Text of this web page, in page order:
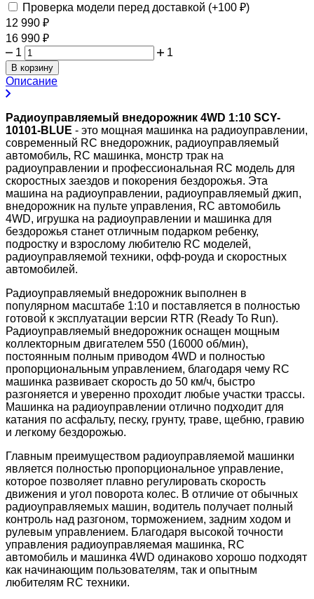
Проверка модели перед доставкой (+100 ₽)
12 990 ₽
16 990 ₽
1
1
В корзину
Описание
Радиоуправляемый внедорожник 4WD 1:10 SCY-
10101-BLUE - это мощная машинка на радиоуправлении,
современный RC внедорожник, радиоуправляемый
автомобиль, RC машинка, монстр трак на
радиоуправлении и профессиональная RC модель для
скоростных заездов и покорения бездорожья. Эта
машина на радиоуправлении, радиоуправляемый джип,
внедорожник на пульте управления, RC автомобиль
4WD, игрушка на радиоуправлении и машинка для
бездорожья станет отличным подарком ребенку,
подростку и взрослому любителю RC моделей,
радиоуправляемой техники, офф-роуда и скоростных
автомобилей.
Радиоуправляемый внедорожник выполнен в
популярном масштабе 1:10 и поставляется в полностью
готовой к эксплуатации версии RTR (Ready To Run).
Радиоуправляемый внедорожник оснащен мощным
коллекторным двигателем 550 (16000 об/мин),
постоянным полным приводом 4WD и полностью
пропорциональным управлением, благодаря чему RC
машинка развивает скорость до 50 км/ч, быстро
разгоняется и уверенно проходит любые участки трассы.
Машинка на радиоуправлении отлично подходит для
катания по асфальту, песку, грунту, траве, щебню, гравию
и легкому бездорожью.
Главным преимуществом радиоуправляемой машинки
является полностью пропорциональное управление,
которое позволяет плавно регулировать скорость
движения и угол поворота колес. В отличие от обычных
радиоуправляемых машин, водитель получает полный
контроль над разгоном, торможением, задним ходом и
рулевым управлением. Благодаря высокой точности
управления радиоуправляемая машинка, RC
автомобиль и машинка 4WD одинаково хорошо подходят
как начинающим пользователям, так и опытным
любителям RC техники.